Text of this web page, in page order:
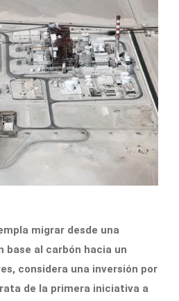
migrar desde una
base al carbón hacia un
considera una inversión por
de la primera iniciativa a